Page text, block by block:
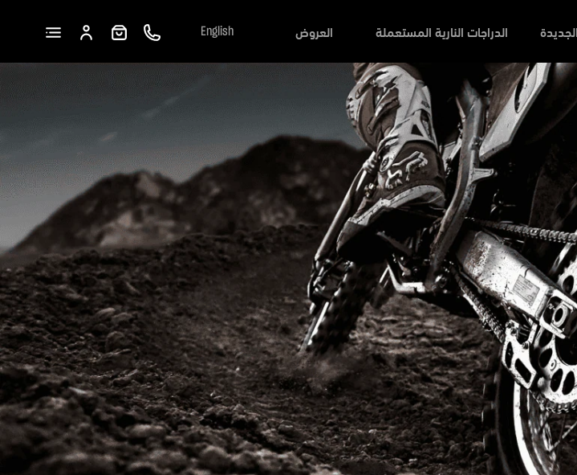
الدراجات النارية المستعملة العروض English